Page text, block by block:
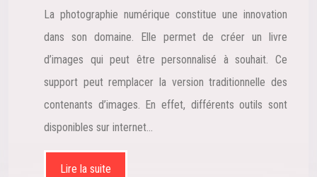
La photographie numérique constitue une innovation
dans son domaine. Elle permet de créer un livre
d’images qui peut être personnalisé à souhait. Ce
support peut remplacer la version traditionnelle des
contenants d’images. En effet, différents outils sont
disponibles sur internet…
Lire la suite